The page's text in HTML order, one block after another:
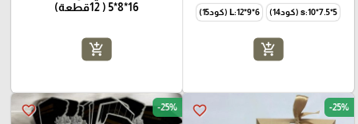
s:10*7.5*5 (كود14) L:12*9*6 (كود15)
add_shopping_cart
5*8*16 ( 12قطعة)
add_shopping_cart
favorite_border -25%
favorite_border -25%